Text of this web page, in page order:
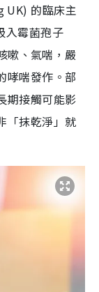
UK) 的臨床主
入霉菌孢子
嗽、氣喘，嚴
哮喘發作。部
期接觸可能影
「抹乾淨」就